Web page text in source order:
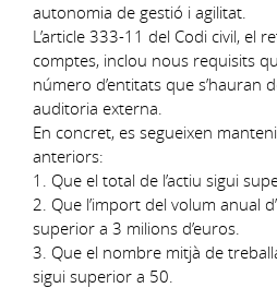
autonomia de gestió i agilitat.
L’article 333-11 del Codi civil, el
comptes, inclou nous requisits
número d’entitats que s’hauran
auditoria externa.
En concret, es segueixen
anteriors:
1. Que el total de l’actiu sigui
2. Que l’import del volum anual
superior a 3 milions d’euros.
3. Que el nombre mitjà de
sigui superior a 50.